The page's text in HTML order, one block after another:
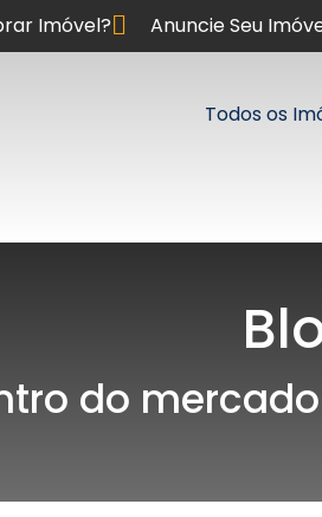
Anuncie Seu
Imóvel?
Todos os
do